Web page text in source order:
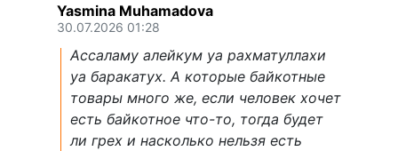
Yasmina Muhamadova
30.07.2026 01:28
Ассаламу алейкум уа рахматуллахи
уа баракатух. А которые байкотные
товары много же, если человек хочет
есть байкотное что-то, тогда будет
ли грех и насколько нельзя есть